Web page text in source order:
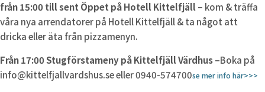
från 15:00 till sent Öppet på Hotell Kittelfjäll – kom & träffa
våra nya arrendatorer på Hotell Kittelfjäll & ta något att
dricka eller äta från pizzamenyn.
Från 17:00 Stugförstameny på Kittelfjäll Värdhus –Boka på
info@kittelfjallvardshus.se eller 0940-574700se mer info här>>>